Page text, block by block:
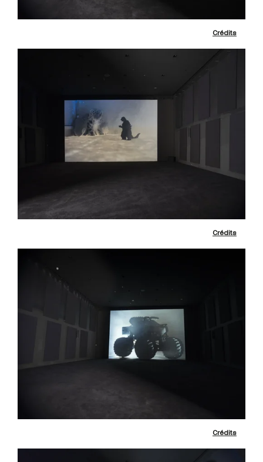
Crédits
Crédits
Crédits